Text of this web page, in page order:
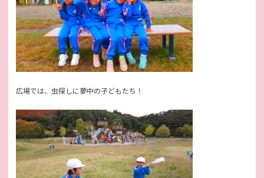
広場では、虫探しに夢中の子どもたち！